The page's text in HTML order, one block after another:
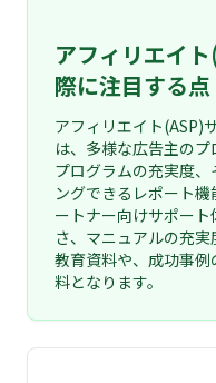
アフィリエイ
際に注目する点
アフィリエイト(ASP)
は、多様な広告主の
プログラムの充実度
ングできるレポート
ートナー向けサポー
さ、マニュアルの充
教育資料や、成功事
料となります。